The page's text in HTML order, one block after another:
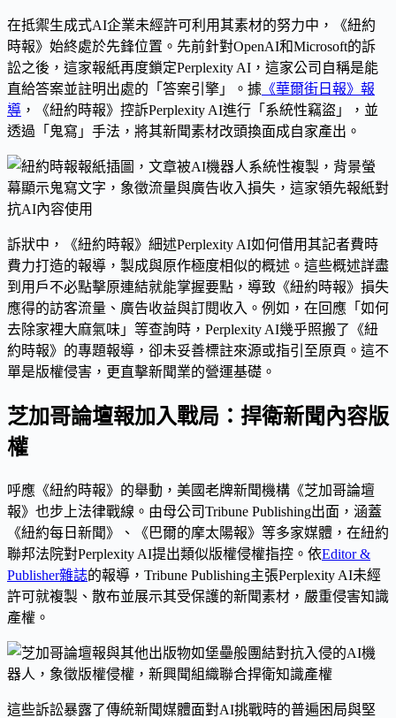
在抵禦生成式AI企業未經許可利用其素材的努力中，《紐約
時報》始終處於先鋒位置。先前針對OpenAI和Microsoft的訴
訟之後，這家報紙再度鎖定Perplexity AI，這家公司自稱是能
直給答案並註明出處的「答案引擎」。據 《華爾街日報》報
導 ，《紐約時報》控訴Perplexity AI進行「系統性竊盜」，並
透過「鬼寫」手法，將其新聞素材改頭換面成自家產出。
訴狀中，《紐約時報》細述Perplexity AI如何借用其記者費時
費力打造的報導，製成與原作極度相似的概述。這些概述詳盡
到用戶不必點擊原連結就能掌握要點，導致《紐約時報》損失
應得的訪客流量、廣告收益與訂閱收入。例如，在回應「如何
去除家裡大麻氣味」等查詢時，Perplexity AI幾乎照搬了《紐
約時報》的專題報導，卻未妥善標註來源或指引至原頁。這不
單是版權侵害，更直擊新聞業的營運基礎。
芝加哥論壇報加入戰局：捍衛新聞內容版
權
呼應《紐約時報》的舉動，美國老牌新聞機構《芝加哥論壇
報》也步上法律戰線。由母公司Tribune Publishing出面，涵蓋
《紐約每日新聞》、《巴爾的摩太陽報》等多家媒體，在紐約
聯邦法院對Perplexity AI提出類似版權侵權指控。依Editor &
Publisher雜誌的報導，Tribune Publishing主張Perplexity AI未經
許可就複製、散布並展示其受保護的新聞素材，嚴重侵害知識
產權。
這些訴訟暴露了傳統新聞媒體面對AI挑戰時的普遍困局與堅